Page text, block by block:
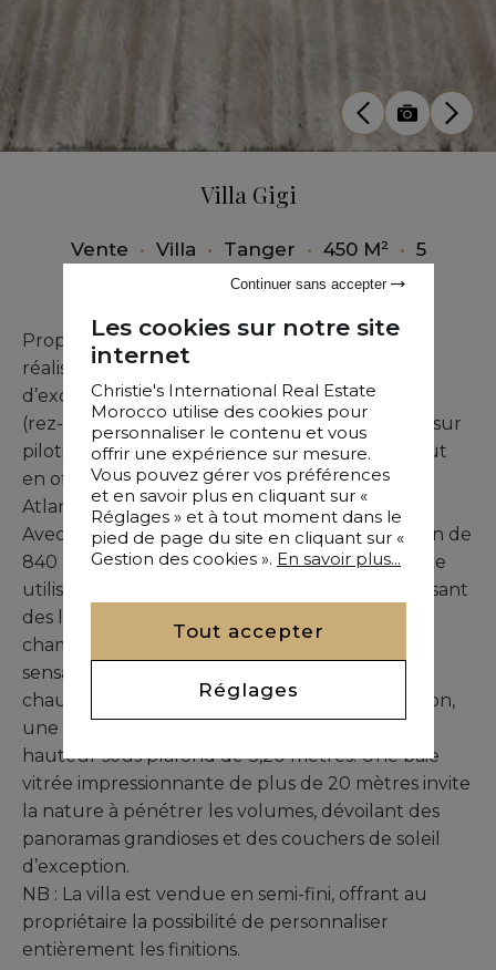
Villa Gigi
Vente • Villa • Tanger • 450 M² • 5
Chambres
Proposée en état semi-fini, la villa GiGi est une
réalisation architecturale contemporaine
d’exception. Cette demeure sur deux niveaux
(rez-de-chaussée + premier étage), construite sur
pilotis, conjugue minimalisme et innovation tout
en offrant une vue spectaculaire sur l’océan
Atlantique.
Avec une surface utile de 450 m² sur un terrain de
840 m², elle s’appuie sur une structure robuste
utilisant la technique de post-tension, garantissant
des lignes nettes et élégantes. À l’étage, deux
chambres et un séjour suspendus créent une
sensation de légèreté et d’espace. Le rez-de-
chaussée lumineux et spacieux intègre un salon,
une cuisine et une salle à manger, avec une
hauteur sous plafond de 3,20 mètres. Une baie
vitrée impressionnante de plus de 20 mètres invite
la nature à pénétrer les volumes, dévoilant des
panoramas grandioses et des couchers de soleil
d’exception.
NB : La villa est vendue en semi-fini, offrant au
propriétaire la possibilité de personnaliser
entièrement les finitions.
Les cookies sur notre site
internet
Christie's International Real Estate
Morocco utilise des cookies pour
personnaliser le contenu et vous
offrir une expérience sur mesure.
Vous pouvez gérer vos préférences
et en savoir plus en cliquant sur «
Réglages » et à tout moment dans le
pied de page du site en cliquant sur «
Gestion des cookies ». En savoir plus...
Tout accepter
Réglages
Continuer sans accepter